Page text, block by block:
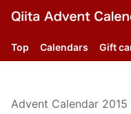
Top Calendars Gift
Advent Calendar 2015